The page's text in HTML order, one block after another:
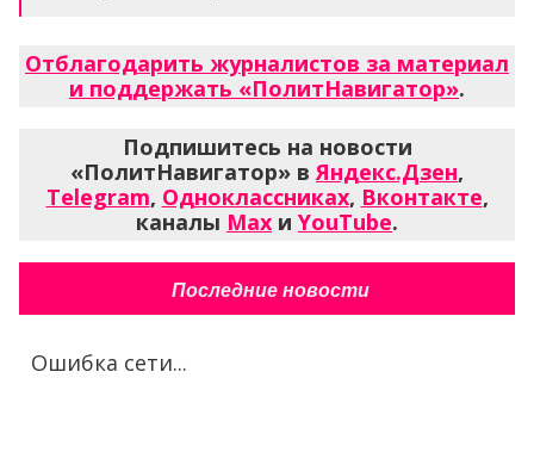
Отблагодарить журналистов за материал
и поддержать «ПолитНавигатор».
Подпишитесь на новости
«ПолитНавигатор» в Яндекс.Дзен,
Telegram, Одноклассниках, Вконтакте,
каналы Max и YouTube.
Последние новости
Ошибка сети...